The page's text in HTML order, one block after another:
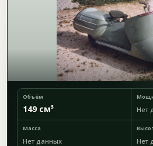
Объём
149 см³ Нет
Масса
Нет данных Нет